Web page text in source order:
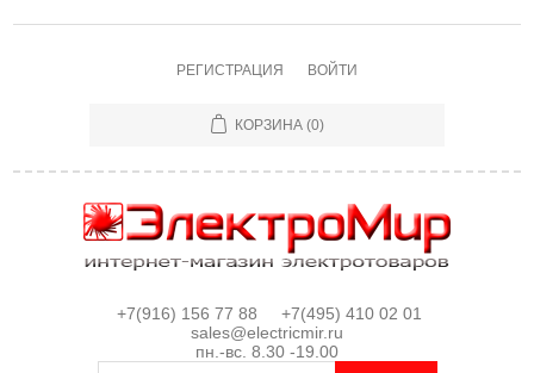
РЕГИСТРАЦИЯ ВОЙТИ
КОРЗИНА (0)
+7(916) 156 77 88 +7(495) 410 02 01
sales@electricmir.ru
пн.-вс. 8.30 -19.00